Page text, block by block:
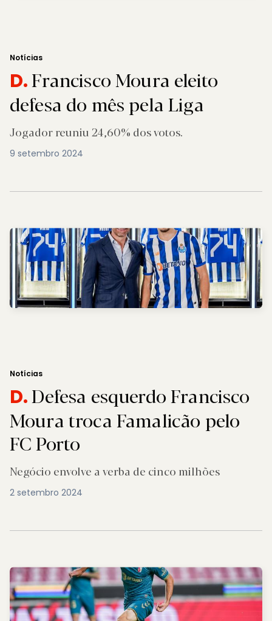
Notícias
D.Francisco Moura eleito
defesa do mês pela Liga
Jogador reuniu 24,60% dos votos.
9 setembro 2024
Notícias
D.Defesa esquerdo Francisco
Moura troca Famalicão pelo
FC Porto
Negócio envolve a verba de cinco milhões
2 setembro 2024